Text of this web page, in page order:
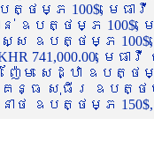
បត្ថម្ភ 100$, មេ
ន់ ឧបត្ថម្ភ
ស្ស ឧបត្ថម្ភ
741,000.00, មេ
ែម សេដ្ឋា ឧបត្ថ
ធ សុធីរ ឧបត្ថម្ភ
ាថ ឧបត្ថម្ភ 150$,